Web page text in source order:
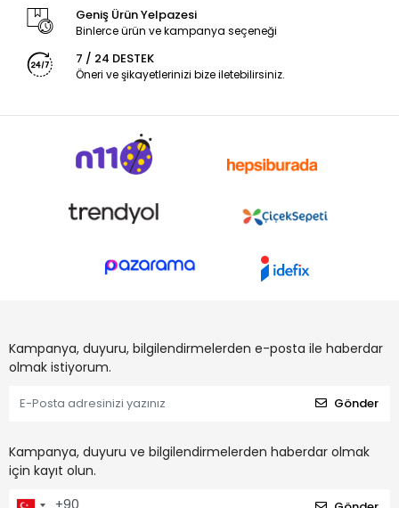
Geniş Ürün Yelpazesi
Binlerce ürün ve kampanya seçeneği
7 / 24 DESTEK
Öneri ve şikayetlerinizi bize iletebilirsiniz.
Kampanya, duyuru, bilgilendirmelerden e-posta ile haberdar
olmak istiyorum.
Gönder
Kampanya, duyuru ve bilgilendirmelerden haberdar olmak
için kayıt olun.